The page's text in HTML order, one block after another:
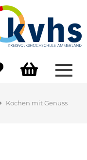
Kochen mit Genuss